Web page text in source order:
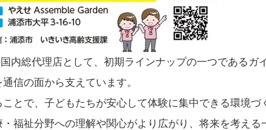
内総代理店として、初期ラインナップの一つであるガ
信の面から支えています。
とで、子どもたちが安心して体験に集中できる環境づ
福祉分野への理解や関心がより広がり、将来を考える